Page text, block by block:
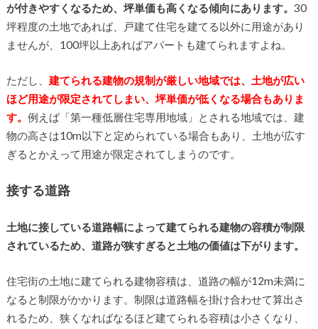
が付きやすくなるため、坪単価も高くなる傾向にあります。 30
坪程度の土地であれば、戸建て住宅を建てる以外に用途があり
ませんが、100坪以上あればアパートも建てられますよね。
ただし、 建てられる建物の規制が厳しい地域では、土地が広い
ほど用途が限定されてしまい、坪単価が低くなる場合もありま
す。 例えば「第一種低層住宅専用地域」とされる地域では、建
物の高さは10m以下と定められている場合もあり、土地が広す
ぎるとかえって用途が限定されてしまうのです。
接する道路
土地に接している道路幅によって建てられる建物の容積が制限
されているため、道路が狭すぎると土地の価値は下がります。
住宅街の土地に建てられる建物容積は、道路の幅が12m未満に
なると制限がかかります。制限は道路幅を掛け合わせて算出さ
れるため、狭くなればなるほど建てられる容積は小さくなり、